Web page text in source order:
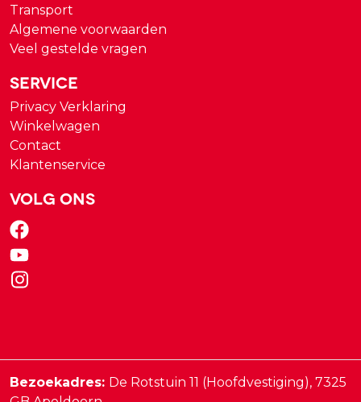
Transport
Algemene voorwaarden
Veel gestelde vragen
Service
Privacy Verklaring
Winkelwagen
Contact
Klantenservice
Volg ons
Bezoekadres: De Rotstuin 11 (Hoofdvestiging), 7325